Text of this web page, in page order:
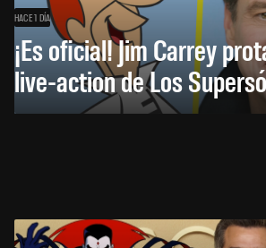
HACE 1 DÍA
¡Es oficial! Jim Carrey
live-action de Los